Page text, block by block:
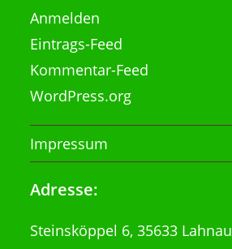
Anmelden
Eintrags-Feed
Kommentar-Feed
WordPress.org
Impressum
Adresse:
Steinsköppel 6, 35633 Lahnau